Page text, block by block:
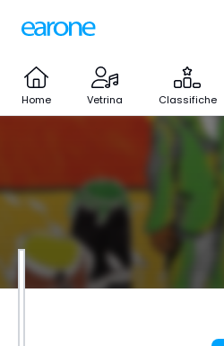
Home Vetrina Classifiche